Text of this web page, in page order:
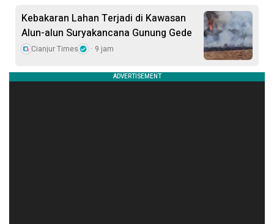
Kebakaran Lahan Terjadi di Kawasan
Alun-alun Suryakancana Gunung Gede
Cianjur Times 9 jam